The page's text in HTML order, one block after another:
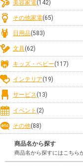
美容家電(142)
その他家電(65)
日用品(583)
文具(62)
キッズ・ベビー(117)
インテリア(19)
サービス(13)
イベント (2)
その他(88)
商品名から探す
商品名から探すにはこちら